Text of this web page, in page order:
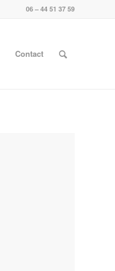
06 – 44 51 37 59
Contact